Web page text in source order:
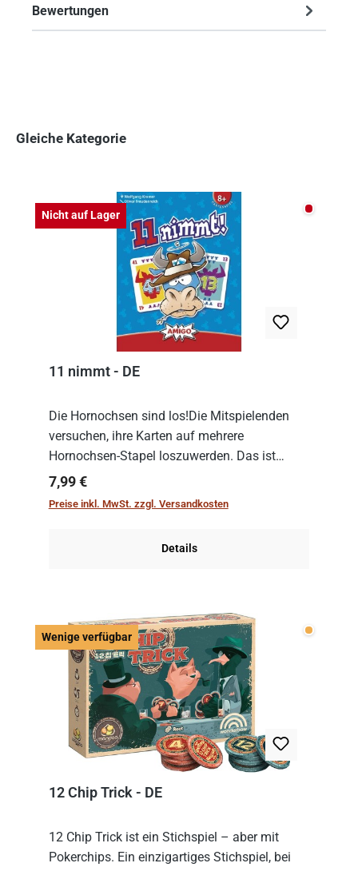
Bewertungen
Gleiche Kategorie
Nicht auf Lager Nicht
11 nimmt - DE
Die Hornochsen sind los!Die Mitspielenden
versuchen, ihre Karten auf mehrere
Hornochsen-Stapel loszuwerden. Das ist
kniffliger als gedacht, denn die Differenz
zwischen ausgespielter Karte und der
Regulärer Preis:
7,99 €
Preise inkl. MwSt. zzgl. Versandkosten
Details
Wenige verfügbar Wenige
12 Chip Trick - DE
12 Chip Trick ist ein Stichspiel – aber mit
Pokerchips. Ein einzigartiges Stichspiel, bei